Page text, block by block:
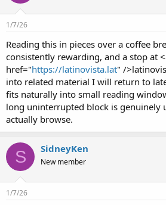
1/7/26
Reading this in pieces over a coffee
consistently rewarding, and a stop at
href="https://latinovista.lat" /
into related material I will return to
fits naturally into small reading
long uninterrupted block is genuinely
actually browse.
S SidneyKen
New member
1/7/26